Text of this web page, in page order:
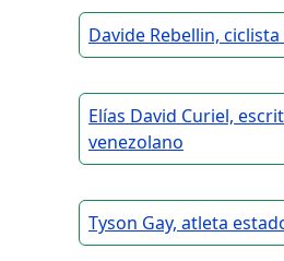
Davide Rebellin,
Elías David Curiel,
venezolano
Tyson Gay, atleta